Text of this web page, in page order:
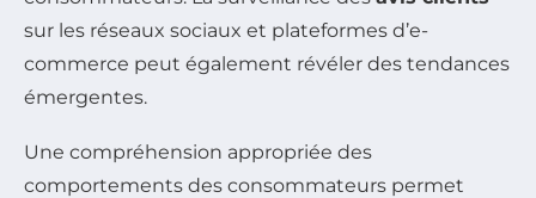
sur les réseaux sociaux et plateformes d’e-
commerce peut également révéler des tendances
émergentes.
Une compréhension appropriée des
comportements des consommateurs permet